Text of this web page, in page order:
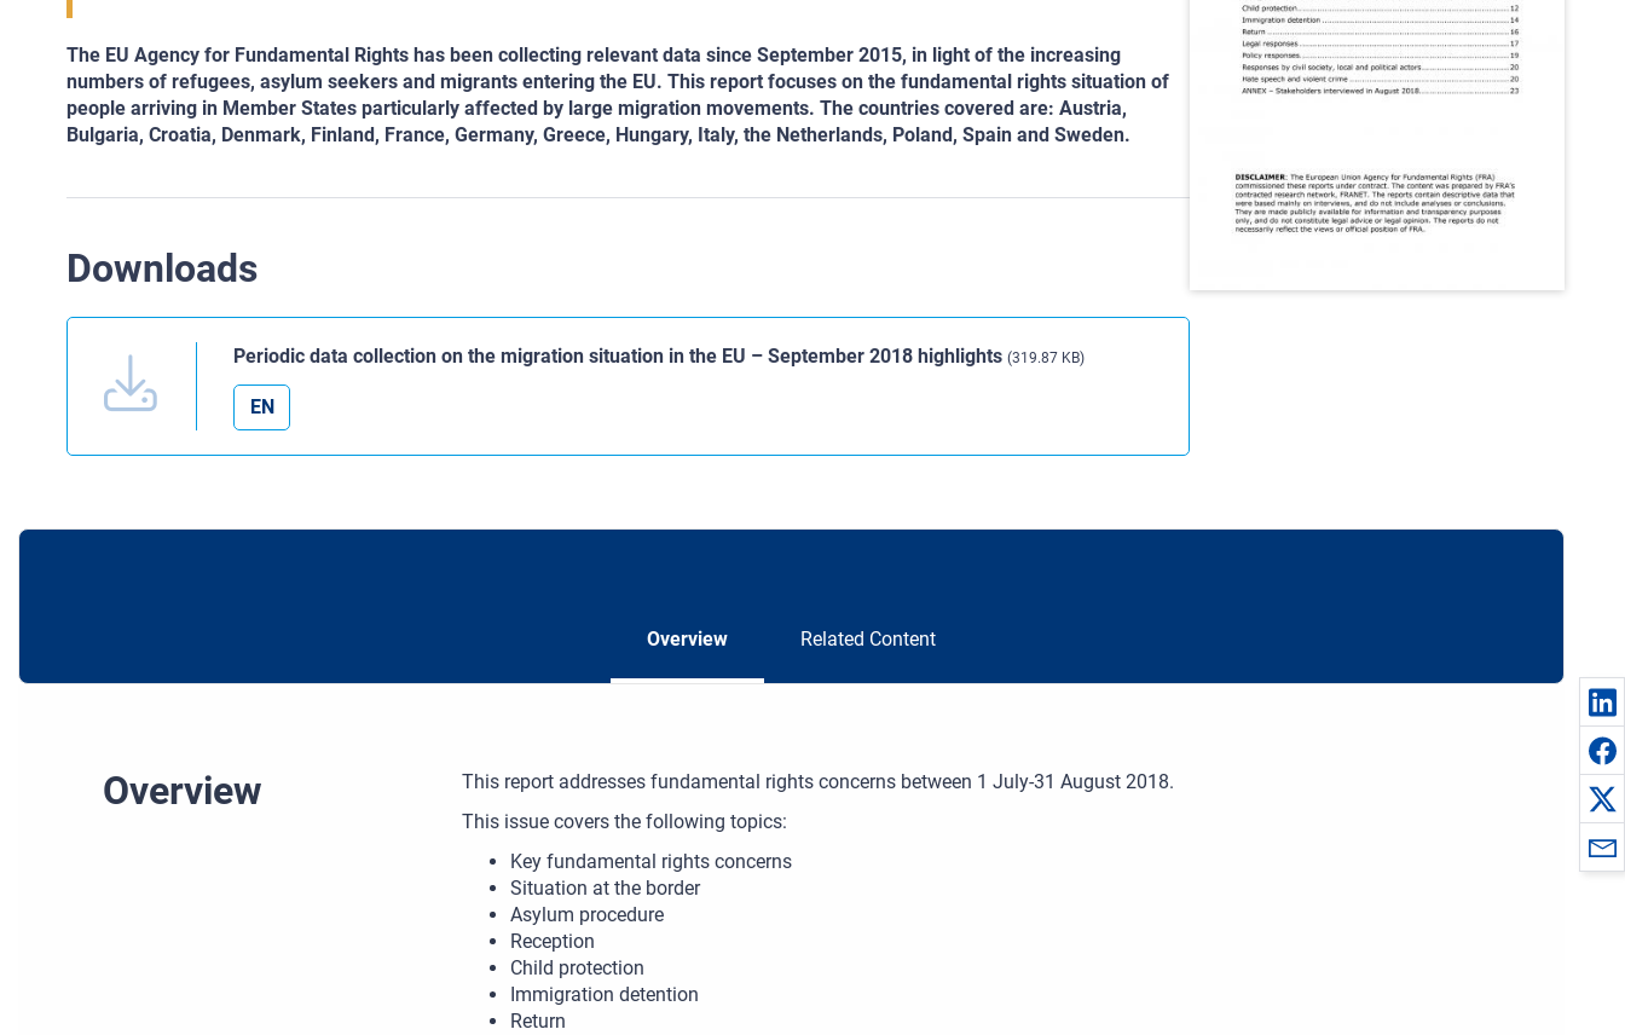
The EU Agency for Fundamental Rights has been collecting relevant data since September 2015, in light of the increasing
numbers of refugees, asylum seekers and migrants entering the EU. This report focuses on the fundamental rights situation of
people arriving in Member States particularly affected by large migration movements. The countries covered are: Austria,
Bulgaria, Croatia, Denmark, Finland, France, Germany, Greece, Hungary, Italy, the Netherlands, Poland, Spain and Sweden.
Downloads
Periodic data collection on the migration situation in the EU – September 2018 highlights (319.87 KB)
EN
Overview Related Content
Overview
This report addresses fundamental rights concerns between 1 July-31 August 2018.
This issue covers the following topics:
Key fundamental rights concerns
Situation at the border
Asylum procedure
Reception
Child protection
Immigration detention
Return